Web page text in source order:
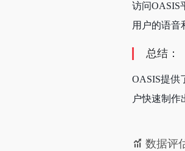
访问OASIS
用户的语音
总结：
OASIS提供
户快速制作
数据评